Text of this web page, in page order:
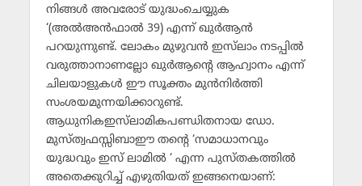
നിങ്ങള്‍ അവരോട് യുദ്ധംചെയ്യുക
‘(അല്‍അന്‍ഫാല്‍ 39) എന്ന് ഖുര്‍ആന്‍
പറയുന്നുണ്ട്. ലോകം മുഴുവന്‍ ഇസ്‌ലാം നടപ്പില്‍
വരുത്താനാണല്ലോ ഖുര്‍ആന്റെ ആഹ്വാനം എന്ന്
ചിലയാളുകള്‍ ഈ സൂക്തം മുന്‍നിര്‍ത്തി
സംശയമുന്നയിക്കാറുണ്ട്.
ആധുനികഇസ്‌ലാമികപണ്ഡിതനായ ഡോ.
മുസ്ത്വഫസ്സിബാഈ തന്റെ ‘സമാധാനവും
യുദ്ധവും ഇസ് ലാമില്‍ ‘ എന്ന പുസ്തകത്തില്‍
അതെക്കുറിച്ച് എഴുതിയത് ഇങ്ങനെയാണ്: